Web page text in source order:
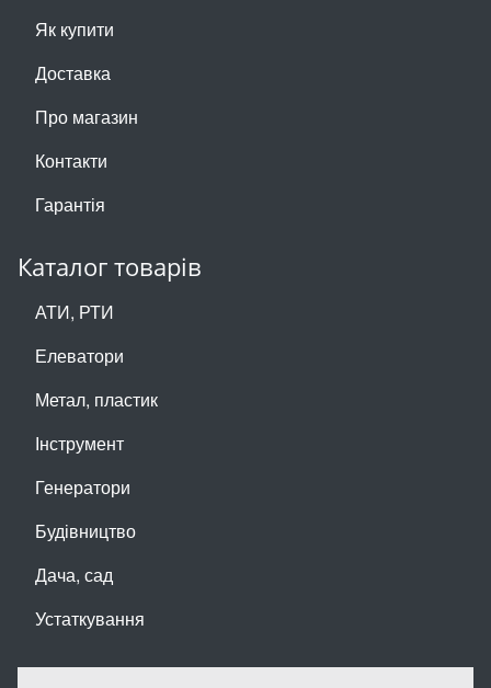
Як купити
Доставка
Про магазин
Контакти
Гарантія
Каталог товарів
АТИ, РТИ
Елеватори
Метал, пластик
Інструмент
Генератори
Будівництво
Дача, сад
Устаткування